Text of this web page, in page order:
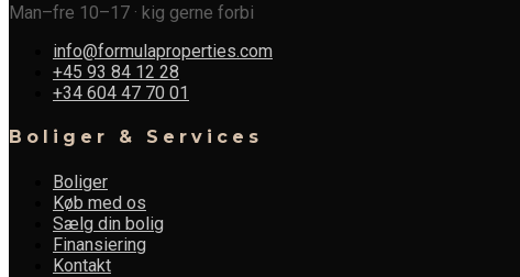
Man–fre 10–17 · kig gerne forbi
info@formulaproperties.com
+45 93 84 12 28
+34 604 47 70 01
Boliger & Services
Boliger
Køb med os
Sælg din bolig
Finansiering
Kontakt